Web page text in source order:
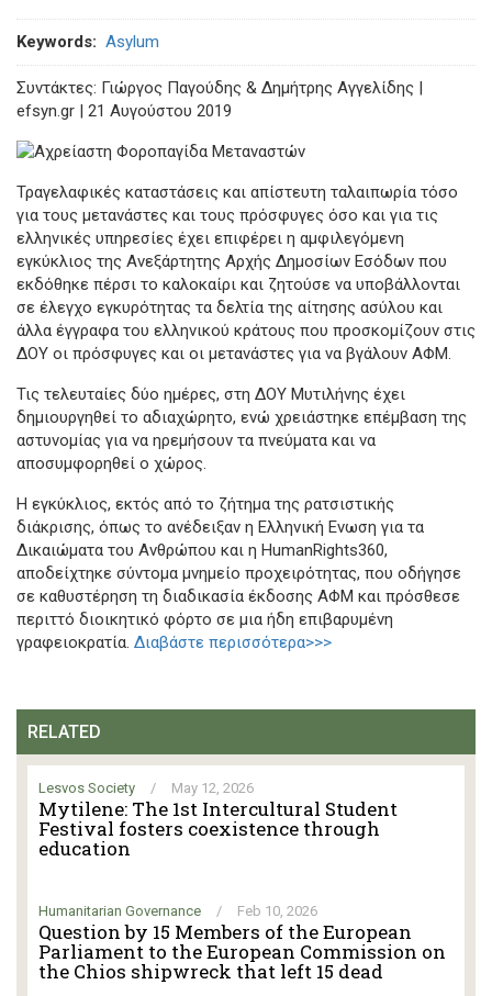
Keywords Asylum
Συντάκτες: Γιώργος Παγούδης & Δημήτρης Αγγελίδης |
efsyn.gr | 21 Αυγούστου 2019
Τραγελαφικές καταστάσεις και απίστευτη ταλαιπωρία τόσο
για τους μετανάστες και τους πρόσφυγες όσο και για τις
ελληνικές υπηρεσίες έχει επιφέρει η αμφιλεγόμενη
εγκύκλιος της Ανεξάρτητης Αρχής Δημοσίων Εσόδων που
εκδόθηκε πέρσι το καλοκαίρι και ζητούσε να υποβάλλονται
σε έλεγχο εγκυρότητας τα δελτία της αίτησης ασύλου και
άλλα έγγραφα του ελληνικού κράτους που προσκομίζουν στις
ΔΟΥ οι πρόσφυγες και οι μετανάστες για να βγάλουν ΑΦΜ.
Τις τελευταίες δύο ημέρες, στη ΔΟΥ Μυτιλήνης έχει
δημιουργηθεί το αδιαχώρητο, ενώ χρειάστηκε επέμβαση της
αστυνομίας για να ηρεμήσουν τα πνεύματα και να
αποσυμφορηθεί ο χώρος.
Η εγκύκλιος, εκτός από το ζήτημα της ρατσιστικής
διάκρισης, όπως το ανέδειξαν η Ελληνική Ενωση για τα
Δικαιώματα του Ανθρώπου και η HumanRights360,
αποδείχτηκε σύντομα μνημείο προχειρότητας, που οδήγησε
σε καθυστέρηση τη διαδικασία έκδοσης ΑΦΜ και πρόσθεσε
περιττό διοικητικό φόρτο σε μια ήδη επιβαρυμένη
γραφειοκρατία. Διαβάστε περισσότερα>>>
RELATED
Lesvos Society / May 12, 2026
Mytilene: The 1st Intercultural Student
Festival fosters coexistence through
education
Humanitarian Governance / Feb 10, 2026
Question by 15 Members of the European
Parliament to the European Commission on
the Chios shipwreck that left 15 dead